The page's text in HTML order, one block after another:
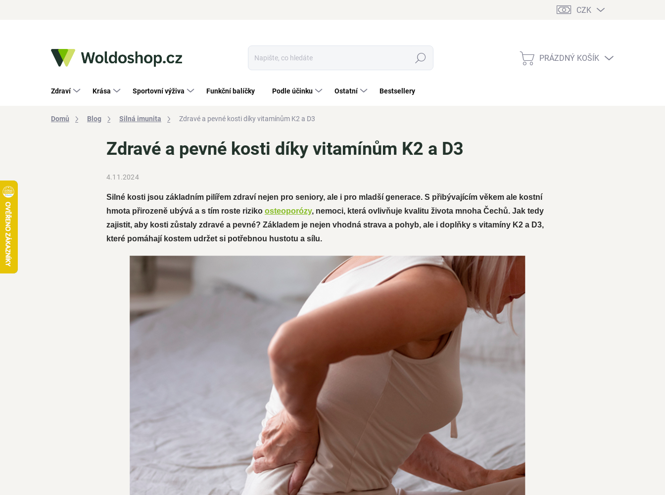
CZK
Hledat
NÁKUPNÍ
PRÁZDNÝ KOŠÍK
Zdraví Krása Sportovní výživa Funkční balíčky Podle účinku Ostatní Bestsellery
Domů Blog Silná imunita Zdravé a pevné kosti díky vitamínům K2 a D3
Zdravé a pevné kosti díky vitamínům K2 a D3
4.11.2024
Silné kosti jsou základním pilířem zdraví nejen pro seniory, ale i pro mladší generace. S přibývajícím věkem ale kostní
hmota přirozeně ubývá a s tím roste riziko osteoporózy, nemoci, která ovlivňuje kvalitu života mnoha Čechů. Jak tedy
zajistit, aby kosti zůstaly zdravé a pevné? Základem je nejen vhodná strava a pohyb, ale i doplňky s vitamíny K2 a D3,
které pomáhají kostem udržet si potřebnou hustotu a sílu.